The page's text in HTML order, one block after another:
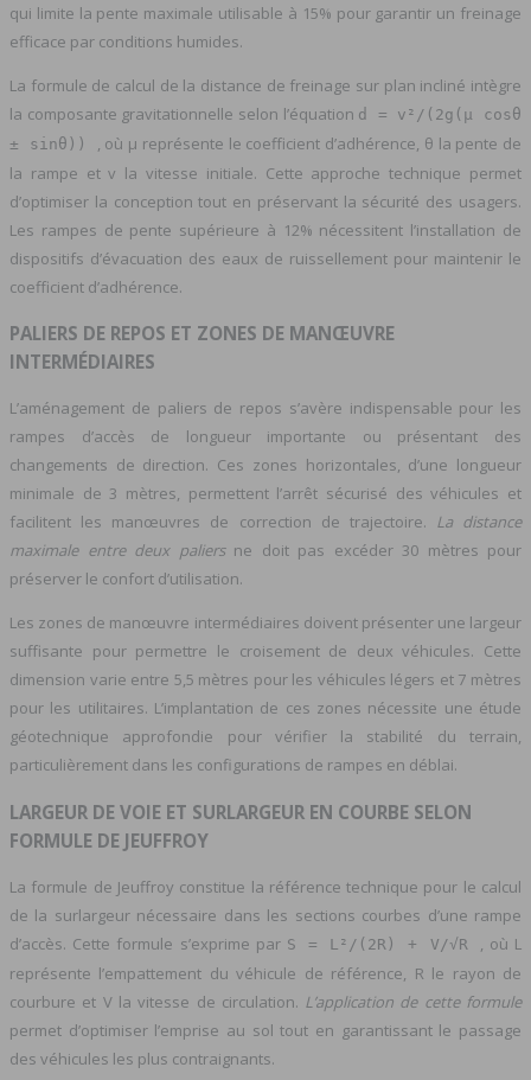
qui limite la pente maximale utilisable à 15% pour garantir un freinage
efficace par conditions humides.
La formule de calcul de la distance de freinage sur plan incliné intègre
la composante gravitationnelle selon l’équation d = v²/(2g(μ cosθ
± sinθ)) , où μ représente le coefficient d’adhérence, θ la pente de
la rampe et v la vitesse initiale. Cette approche technique permet
d’optimiser la conception tout en préservant la sécurité des usagers.
Les rampes de pente supérieure à 12% nécessitent l’installation de
dispositifs d’évacuation des eaux de ruissellement pour maintenir le
coefficient d’adhérence.
PALIERS DE REPOS ET ZONES DE MANŒUVRE
INTERMÉDIAIRES
L’aménagement de paliers de repos s’avère indispensable pour les
rampes d’accès de longueur importante ou présentant des
changements de direction. Ces zones horizontales, d’une longueur
minimale de 3 mètres, permettent l’arrêt sécurisé des véhicules et
facilitent les manœuvres de correction de trajectoire. La distance
maximale entre deux paliers ne doit pas excéder 30 mètres pour
préserver le confort d’utilisation.
Les zones de manœuvre intermédiaires doivent présenter une largeur
suffisante pour permettre le croisement de deux véhicules. Cette
dimension varie entre 5,5 mètres pour les véhicules légers et 7 mètres
pour les utilitaires. L’implantation de ces zones nécessite une étude
géotechnique approfondie pour vérifier la stabilité du terrain,
particulièrement dans les configurations de rampes en déblai.
LARGEUR DE VOIE ET SURLARGEUR EN COURBE SELON
FORMULE DE JEUFFROY
La formule de Jeuffroy constitue la référence technique pour le calcul
de la surlargeur nécessaire dans les sections courbes d’une rampe
d’accès. Cette formule s’exprime par S = L²/(2R) + V/√R , où L
représente l’empattement du véhicule de référence, R le rayon de
courbure et V la vitesse de circulation. L’application de cette formule
permet d’optimiser l’emprise au sol tout en garantissant le passage
des véhicules les plus contraignants.